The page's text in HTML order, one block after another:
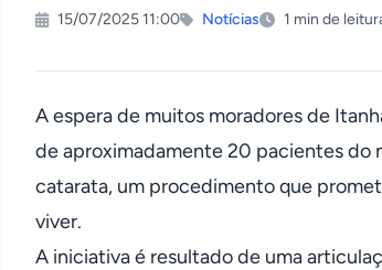
15/07/2025 11:00 Notícias 1 min de
A espera de muitos moradores de
de aproximadamente 20 pacientes do
catarata, um procedimento que
viver.
A iniciativa é resultado de uma